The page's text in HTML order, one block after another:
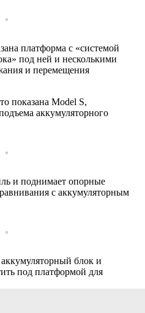
платформа с «системой
под ней и несколькими
и перемещения
показана Model S,
аккумуляторного
и поднимает опорные
с аккумуляторным
блок и
под платформой для